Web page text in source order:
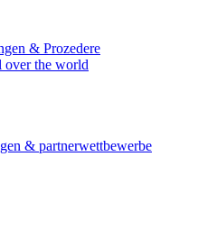
& Prozedere
over the world
& partnerwettbewerbe